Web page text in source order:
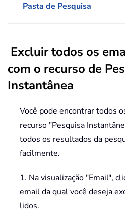
Pasta de Pesquisa
Excluir todos os
com o recurso de
Instantânea
Você pode encontrar todos
recurso "Pesquisa
todos os resultados da
facilmente.
1. Na visualização "Email",
email da qual você deseja
lidos.